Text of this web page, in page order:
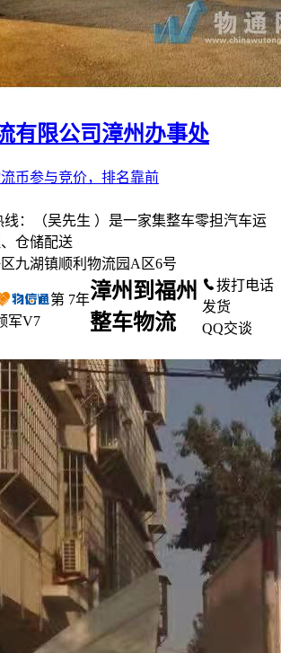
有限公司漳州办事处
线：（吴先生 ）是一家集整车零担汽车运
仓储配送
九湖镇顺利物流园A区6号
第 7年
军V7
拨打电话
发货
QQ交谈
漳州到福州
整车物流